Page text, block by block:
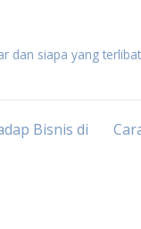
dan siapa yang terlibat
Bisnis di